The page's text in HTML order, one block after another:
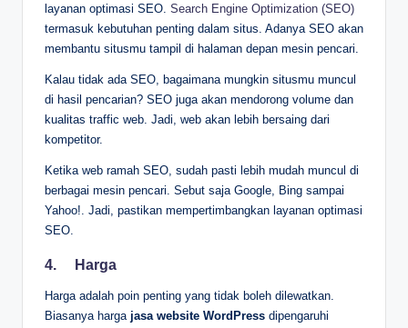
layanan optimasi SEO. Search Engine Optimization (SEO)
termasuk kebutuhan penting dalam situs. Adanya SEO akan
membantu situsmu tampil di halaman depan mesin pencari.
Kalau tidak ada SEO, bagaimana mungkin situsmu muncul
di hasil pencarian? SEO juga akan mendorong volume dan
kualitas traffic web. Jadi, web akan lebih bersaing dari
kompetitor.
Ketika web ramah SEO, sudah pasti lebih mudah muncul di
berbagai mesin pencari. Sebut saja Google, Bing sampai
Yahoo!. Jadi, pastikan mempertimbangkan layanan optimasi
SEO.
4. Harga
Harga adalah poin penting yang tidak boleh dilewatkan.
Biasanya harga jasa website WordPress dipengaruhi